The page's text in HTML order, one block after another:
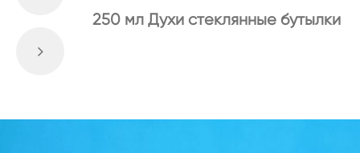
250 мл Духи стеклянные бутылки